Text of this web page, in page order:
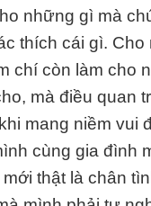
những gì mà
thích cái gì.
chí còn làm cho
mà điều quan
mang niềm vui
cùng gia đình
thật là chân